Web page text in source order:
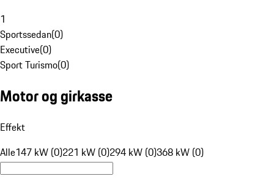
1
Sportssedan(0)
Executive(0)
Sport Turismo(0)
Motor og girkasse
Effekt
Alle147 kW (0)221 kW (0)294 kW (0)368 kW (0)